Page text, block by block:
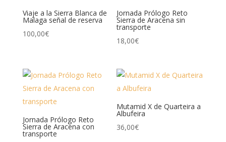
Viaje a la Sierra Blanca de
Malaga señal de reserva
100,00€
Jornada Prólogo Reto
Sierra de Aracena sin
transporte
18,00€
Jornada Prólogo Reto
Sierra de Aracena con
transporte
Mutamid X de Quarteira a
Albufeira
36,00€